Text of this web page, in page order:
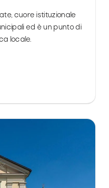
cuore istituzionale
ed è un punto di
locale.